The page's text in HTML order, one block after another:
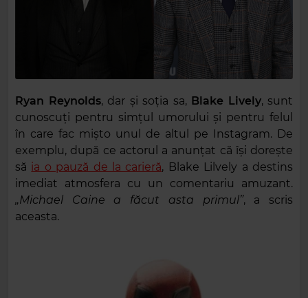
Ryan Reynolds, dar și soția sa, Blake Lively, sunt
cunoscuți pentru simțul umorului și pentru felul
în care fac mișto unul de altul pe Instagram. De
exemplu, după ce actorul a anunțat că își dorește
să ia o pauză de la carieră, Blake Lilvely a destins
imediat atmosfera cu un comentariu amuzant.
„Michael Caine a făcut asta primul”, a scris
aceasta.